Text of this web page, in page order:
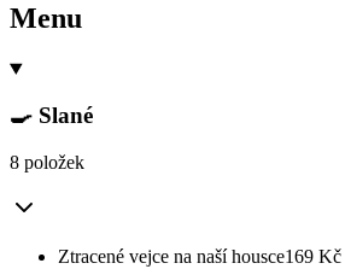
Menu
🍳 Slané
8 položek
Ztracené vejce na naší housce169 Kč